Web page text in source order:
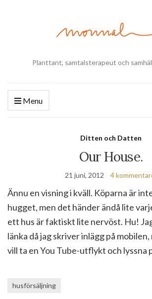
Planttant, samtalsterapeut och
Menu
Ditten och Datten
Our House.
21 juni, 2012 4
Ännu en visning i kväll. Köparna är
hugget, men det händer ändå lite
ett hus är faktiskt lite nervöst. Hu!
länka då jag skriver inlägg på mobilen,
vill ta en You Tube-utflykt och lyssna
husförsäljning